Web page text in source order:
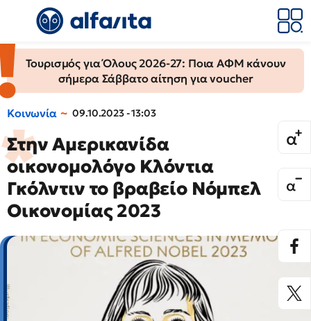
Τουρισμός για Όλους 2026-27: Ποια ΑΦΜ κάνουν
σήμερα Σάββατο αίτηση για voucher
Κοινωνία 09.10.2023 - 13:03
Στην Αμερικανίδα
οικονομολόγο Κλόντια
Γκόλντιν το βραβείο Νόμπελ
Οικονομίας 2023